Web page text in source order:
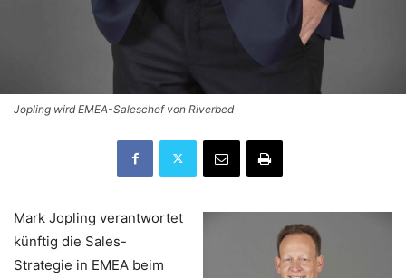
Jopling wird EMEA-Saleschef von Riverbed
Mark Jopling verantwortet
künftig die Sales-
Strategie in EMEA beim